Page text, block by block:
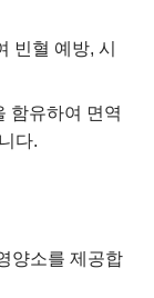
빈혈 예방, 시
함유하여 면역
다.
양소를 제공합